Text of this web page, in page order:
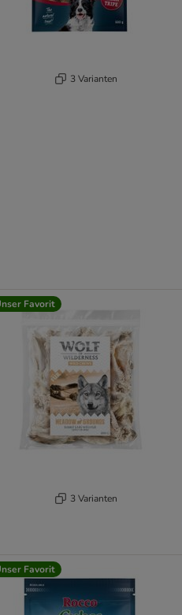
3 Varianten
Favorit
3 Varianten
Favorit